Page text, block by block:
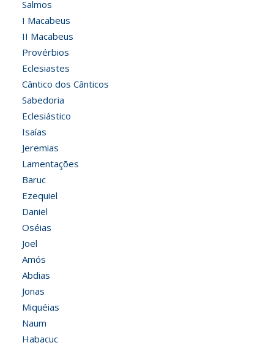
Salmos
I Macabeus
II Macabeus
Provérbios
Eclesiastes
Cântico dos Cânticos
Sabedoria
Eclesiástico
Isaías
Jeremias
Lamentações
Baruc
Ezequiel
Daniel
Oséias
Joel
Amós
Abdias
Jonas
Miquéias
Naum
Habacuc